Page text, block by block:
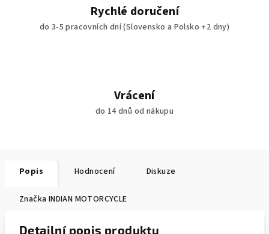
Rychlé doručení
do 3-5 pracovních dní (Slovensko a Polsko +2 dny)
Vrácení
do 14 dnů od nákupu
Popis Hodnocení Diskuze
Značka INDIAN MOTORCYCLE
Detailní popis produktu